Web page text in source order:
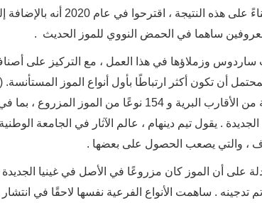
، اقترحوا في عام 2020 أنه بالإضافة إلى .
ساهما في الحمض النووي للموز الحديث .
ساردوس وزملاؤها في هذا العمل ، مع التركيز على
أن تكون أكثر ارتباطًا بأول أنواع الموز
. يقول تيم دينهام ، عالم الآثار في الجامعة
، والتي يصعب الحصول على بعضها .
على أن الموز كان مزروعًا في الأصل في غينيا
تدجينه . ساهمت الأنواع الفرعية نفسها لاحقًا في